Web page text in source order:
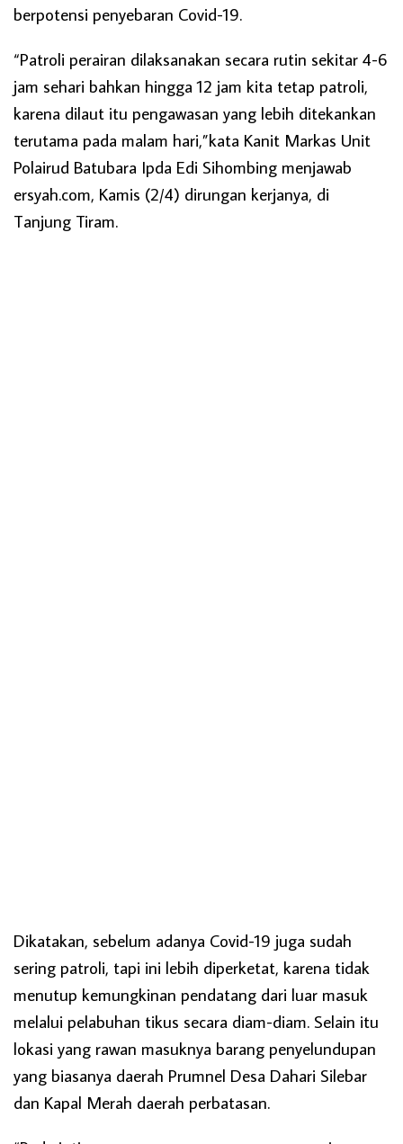
berpotensi penyebaran Covid-19.
“Patroli perairan dilaksanakan secara rutin sekitar 4-6
jam sehari bahkan hingga 12 jam kita tetap patroli,
karena dilaut itu pengawasan yang lebih ditekankan
terutama pada malam hari,”kata Kanit Markas Unit
Polairud Batubara Ipda Edi Sihombing menjawab
ersyah.com, Kamis (2/4) dirungan kerjanya, di
Tanjung Tiram.
Dikatakan, sebelum adanya Covid-19 juga sudah
sering patroli, tapi ini lebih diperketat, karena tidak
menutup kemungkinan pendatang dari luar masuk
melalui pelabuhan tikus secara diam-diam. Selain itu
lokasi yang rawan masuknya barang penyelundupan
yang biasanya daerah Prumnel Desa Dahari Silebar
dan Kapal Merah daerah perbatasan.